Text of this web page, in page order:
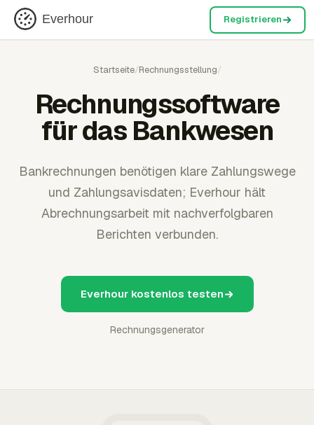
Everhour Registrieren
Startseite/Rechnungsstellung/
Rechnungssoftware
für das Bankwesen
Bankrechnungen benötigen klare Zahlungswege
und Zahlungsavisdaten; Everhour hält
Abrechnungsarbeit mit nachverfolgbaren
Berichten verbunden.
Everhour kostenlos testen
Rechnungsgenerator